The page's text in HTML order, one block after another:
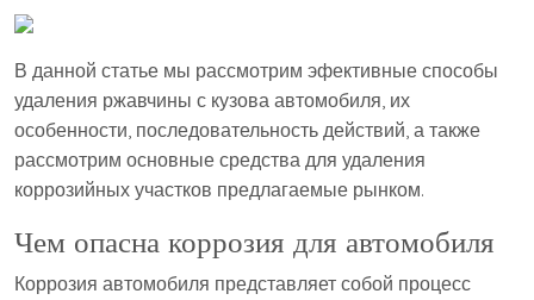
В данной статье мы рассмотрим эфективные способы
удаления ржавчины с кузова автомобиля, их
особенности, последовательность действий, а также
рассмотрим основные средства для удаления
коррозийных участков предлагаемые рынком.
Чем опасна коррозия для автомобиля
Коррозия автомобиля представляет собой процесс